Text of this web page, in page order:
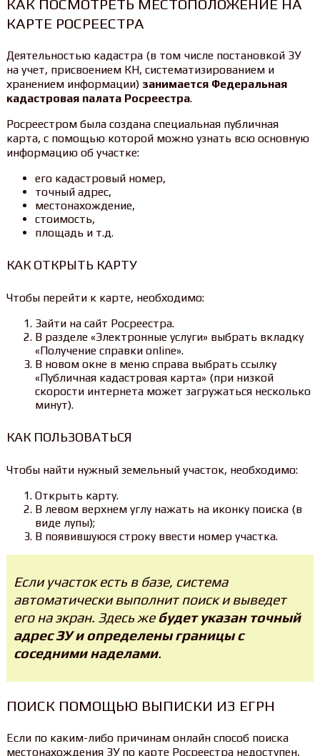
КАК ПОСМОТРЕТЬ МЕСТОПОЛОЖЕНИЕ НА
КАРТЕ РОСРЕЕСТРА
Деятельностью кадастра (в том числе постановкой ЗУ
на учет, присвоением КН, систематизированием и
хранением информации) занимается Федеральная
кадастровая палата Росреестра.
Росреестром была создана специальная публичная
карта, с помощью которой можно узнать всю основную
информацию об участке:
его кадастровый номер,
точный адрес,
местонахождение,
стоимость,
площадь и т.д.
КАК ОТКРЫТЬ КАРТУ
Чтобы перейти к карте, необходимо:
Зайти на сайт Росреестра.
В разделе «Электронные услуги» выбрать вкладку
«Получение справки online».
В новом окне в меню справа выбрать ссылку
«Публичная кадастровая карта» (при низкой
скорости интернета может загружаться несколько
минут).
КАК ПОЛЬЗОВАТЬСЯ
Чтобы найти нужный земельный участок, необходимо:
Открыть карту.
В левом верхнем углу нажать на иконку поиска (в
виде лупы);
В появившуюся строку ввести номер участка.
Если участок есть в базе, система
автоматически выполнит поиск и выведет
его на экран. Здесь жебудет указан точный
адрес ЗУ и определены границы с
соседними наделами.
ПОИСК ПОМОЩЬЮ ВЫПИСКИ ИЗ ЕГРН
Если по каким-либо причинам онлайн способ поиска
местонахождения ЗУ по карте Росреестра недоступен,